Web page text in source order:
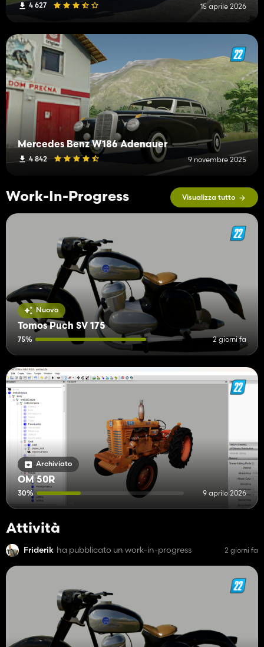
4 627 15 aprile 2026
Mercedes Benz W186 Adenauer
4 842 9 novembre 2025
Work-In-Progress Visualizza tutto
Nuovo
Tomos Puch SV 175
75% 2 giorni fa
Archiviato
OM 50R
30% 9 aprile 2026
Attività
Friderik ha pubblicato un work-in-progress 2 giorni fa